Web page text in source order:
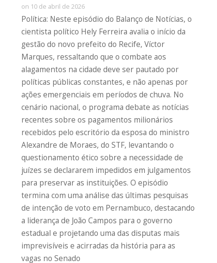
on 10 de abril de 2026
Política: Neste episódio do Balanço de Notícias, o
cientista político Hely Ferreira avalia o início da
gestão do novo prefeito do Recife, Víctor
Marques, ressaltando que o combate aos
alagamentos na cidade deve ser pautado por
políticas públicas constantes, e não apenas por
ações emergenciais em períodos de chuva. No
cenário nacional, o programa debate as notícias
recentes sobre os pagamentos milionários
recebidos pelo escritório da esposa do ministro
Alexandre de Moraes, do STF, levantando o
questionamento ético sobre a necessidade de
juízes se declararem impedidos em julgamentos
para preservar as instituições. O episódio
termina com uma análise das últimas pesquisas
de intenção de voto em Pernambuco, destacando
a liderança de João Campos para o governo
estadual e projetando uma das disputas mais
imprevisíveis e acirradas da história para as
vagas no Senado